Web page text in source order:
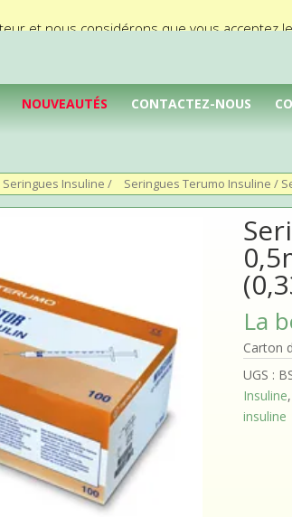
NOUVEAUTÉS CONTACTEZ-NOUS
Seringues Insuline / Seringues Terumo Insuline /
La
Carton
UGS :
Insuline,
insuline
et nous considérons que vous acceptez